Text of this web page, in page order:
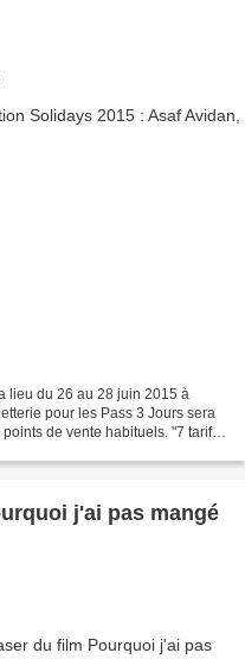
lieu du 26 au 28 juin 2015 à
pour les Pass 3 Jours sera
de vente habituels. "7 tarifs
j'ai pas mangé